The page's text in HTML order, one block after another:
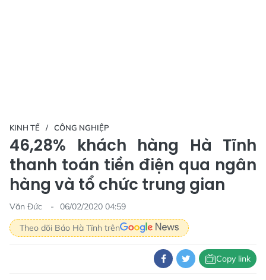
KINH TẾ CÔNG NGHIỆP
46,28% khách hàng Hà Tĩnh
thanh toán tiền điện qua ngân
hàng và tổ chức trung gian
Văn Đức
06/02/2020 04:59
Theo dõi Báo Hà Tĩnh trên
Copy link